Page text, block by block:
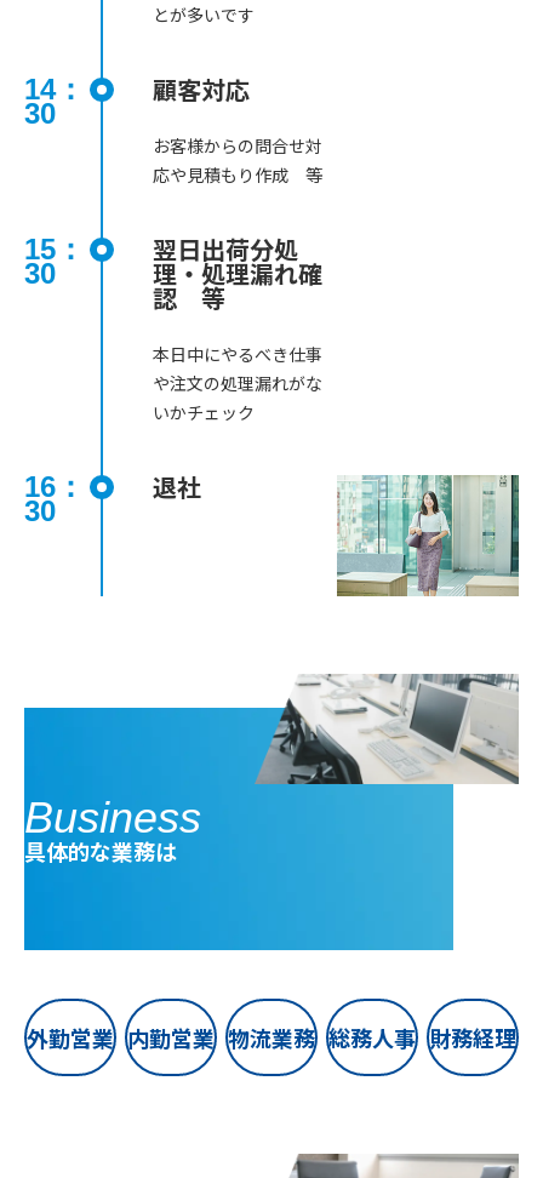
とが多いです
14：
30
顧客対応
お客様からの問合せ対
応や見積もり作成 等
15：
30
翌日出荷分処
理・処理漏れ確
認 等
本日中にやるべき仕事
や注文の処理漏れがな
いかチェック
16：
30
退社
Business
具体的な業務は
外勤営業 内勤営業 物流業務 総務人事 財務経理